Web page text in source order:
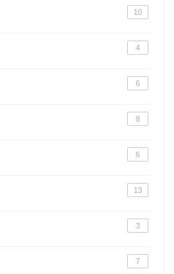
10
4
6
8
6
13
3
7